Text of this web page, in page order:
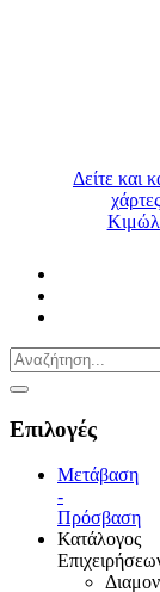
Δείτε και
Επιλογές
Μετάβαση
-
Πρόσβαση
Κατάλογος